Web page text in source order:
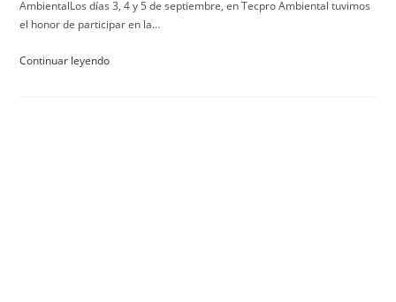
AmbientalLos días 3, 4 y 5 de septiembre, en Tecpro Ambiental tuvimos
el honor de participar en la…
Continuar leyendo